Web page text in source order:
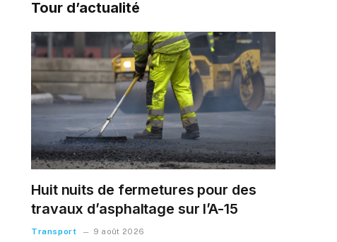
Tour d’actualité
Huit nuits de fermetures pour des
travaux d’asphaltage sur l’A-15
Transport 9 août 2026